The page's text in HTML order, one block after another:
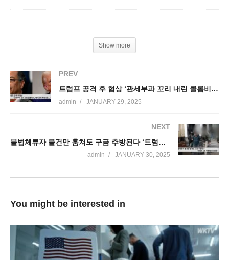
Show more
PREV
트럼프 공격 후 협상 ‘관세부과 꼬리 내린 콜롬비아, 멕시코와 캐나다는….’
admin JANUARY 29, 2025
NEXT
불법체류자 물건만 훔쳐도 구금 추방된다 ‘트럼프 1호 서명법으로 발효’
admin JANUARY 30, 2025
You might be interested in